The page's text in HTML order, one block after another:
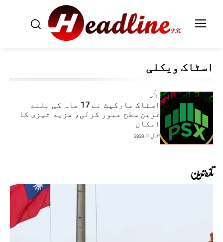
اسٹاک ویکلی
بزنس
اسٹاک مارکیٹ نے 17 ماہ کی بلند
ترین سطح عبور کرلی، مزید تیزی کا
امکان
جنوری 11, 2020
تازہ ترین